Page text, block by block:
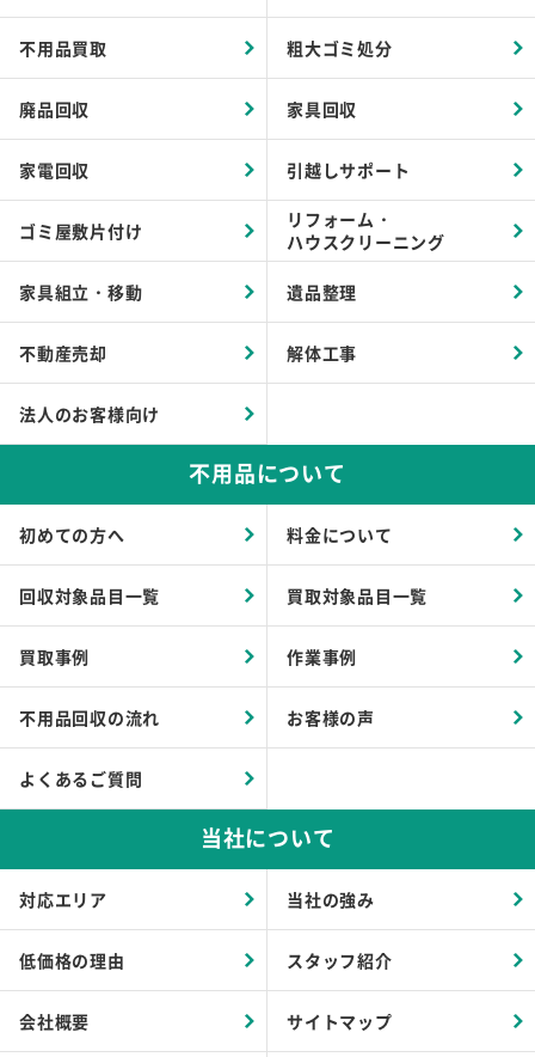
不用品買取 粗大ゴミ処分
廃品回収 家具回収
家電回収 引越しサポート
ゴミ屋敷片付け
リフォーム・
ハウスクリーニング
家具組立・移動 遺品整理
不動産売却 解体工事
法人のお客様向け
不用品について
初めての方へ 料金について
回収対象品目一覧 買取対象品目一覧
買取事例 作業事例
不用品回収の流れ お客様の声
よくあるご質問
当社について
対応エリア 当社の強み
低価格の理由 スタッフ紹介
会社概要 サイトマップ